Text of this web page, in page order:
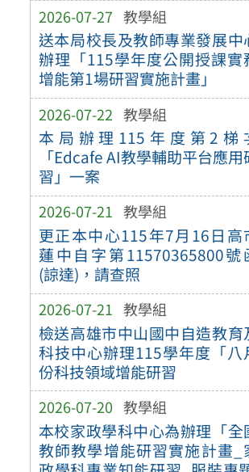
2026-07-27 教學組
送本局校長及教師專業發展中
辦理「115學年度公開授課實
增能第1場研習實施計畫」
2026-07-22 教學組
本局辦理115年度第2梯
「Edcafe AI教學輔助平台應用
習」一案
2026-07-21 教學組
更正本中心115年7月16日高
蓮中自字第11570365800號
(諒達)，請查照
2026-07-21 教學組
檢送高雄市中山國中自造教育
科技中心辦理115學年度「八
份科技領域增能研習
2026-07-20 教學組
本校家政學科中心為辦理「全
教師教學增能研習實施計畫_